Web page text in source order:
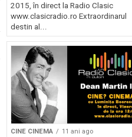
2015, în direct la Radio Clasic
www.clasicradio.ro Extraordinarul
destin al...
CINE CINEMA 11 ani ago